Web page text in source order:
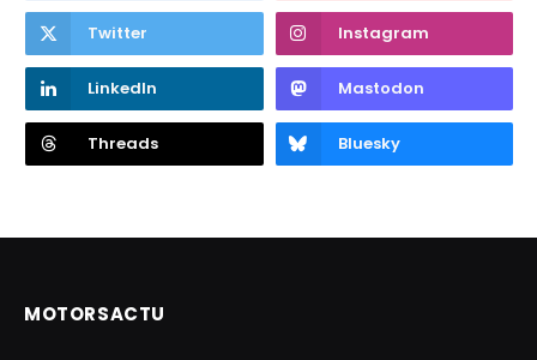
Twitter Instagram
LinkedIn Mastodon
Threads Bluesky
MOTORSACTU